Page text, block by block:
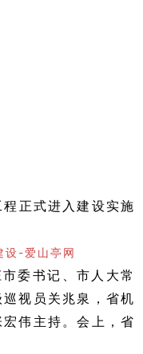
正式进入建设实施
委书记、市人大常
视员关兆泉，省机
伟主持。会上，省